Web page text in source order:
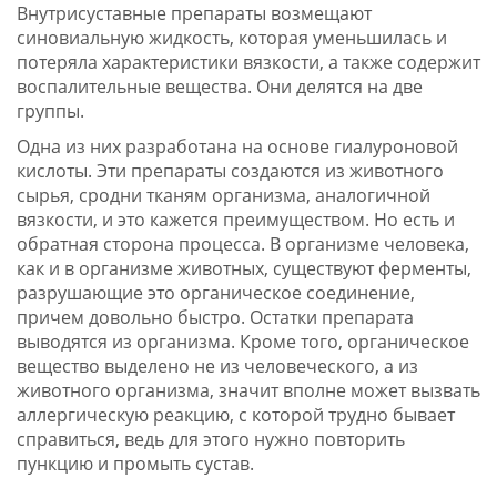
Внутрисуставные препараты возмещают
синовиальную жидкость, которая уменьшилась и
потеряла характеристики вязкости, а также содержит
воспалительные вещества. Они делятся на две
группы.
Одна из них разработана на основе гиалуроновой
кислоты. Эти препараты создаются из животного
сырья, сродни тканям организма, аналогичной
вязкости, и это кажется преимуществом. Но есть и
обратная сторона процесса. В организме человека,
как и в организме животных, существуют ферменты,
разрушающие это органическое соединение,
причем довольно быстро. Остатки препарата
выводятся из организма. Кроме того, органическое
вещество выделено не из человеческого, а из
животного организма, значит вполне может вызвать
аллергическую реакцию, с которой трудно бывает
справиться, ведь для этого нужно повторить
пункцию и промыть сустав.